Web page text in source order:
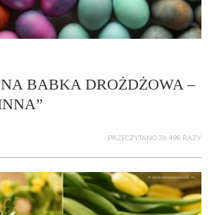
BABKA DROŻDŻOWA –
PRZECZYTANO 76 498 RAZY